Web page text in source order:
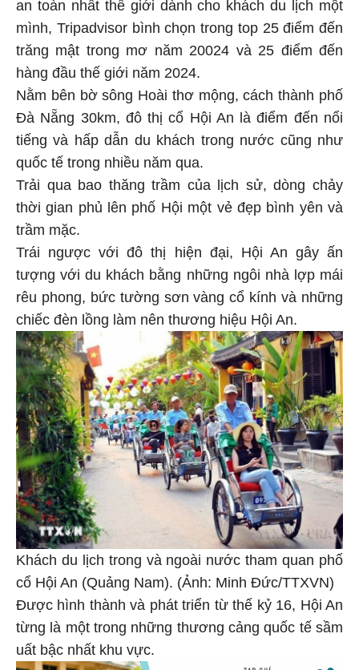
an toàn nhất thế giới dành cho khách du lịch một
mình, Tripadvisor bình chọn trong top 25 điểm đến
trăng mật trong mơ năm 20024 và 25 điểm đến
hàng đầu thế giới năm 2024.
Nằm bên bờ sông Hoài thơ mộng, cách thành phố
Đà Nẵng 30km, đô thị cổ Hội An là điểm đến nổi
tiếng và hấp dẫn du khách trong nước cũng như
quốc tế trong nhiều năm qua.
Trải qua bao thăng trầm của lịch sử, dòng chảy
thời gian phủ lên phố Hội một vẻ đẹp bình yên và
trầm mặc.
Trái ngược với đô thị hiện đại, Hội An gây ấn
tượng với du khách bằng những ngôi nhà lợp mái
rêu phong, bức tường sơn vàng cổ kính và những
chiếc đèn lồng làm nên thương hiệu Hội An.
Khách du lịch trong và ngoài nước tham quan phố
cổ Hội An (Quảng Nam). (Ảnh: Minh Đức/TTXVN)
Được hình thành và phát triển từ thế kỷ 16, Hội An
từng là một trong những thương cảng quốc tế sầm
uất bậc nhất khu vực.